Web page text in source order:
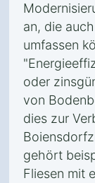
an, die
umfassen
oder
von
dies zur
gehört
Fliesen mit